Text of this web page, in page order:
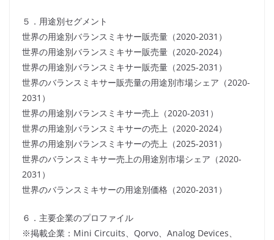
５．用途別セグメント
世界の用途別バランスミキサー販売量（2020-2031）
世界の用途別バランスミキサー販売量（2020-2024）
世界の用途別バランスミキサー販売量（2025-2031）
世界のバランスミキサー販売量の用途別市場シェア（2020-
2031）
世界の用途別バランスミキサー売上（2020-2031）
世界の用途別バランスミキサーの売上（2020-2024）
世界の用途別バランスミキサーの売上（2025-2031）
世界のバランスミキサー売上の用途別市場シェア（2020-
2031）
世界のバランスミキサーの用途別価格（2020-2031）
６．主要企業のプロファイル
※掲載企業：Mini Circuits、Qorvo、Analog Devices、